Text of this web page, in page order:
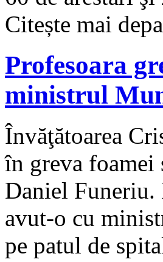
Citește mai
Profesoara
ministrul
Învăţătoarea
în greva
Daniel Funeriu.
avut-o cu
pe patul de